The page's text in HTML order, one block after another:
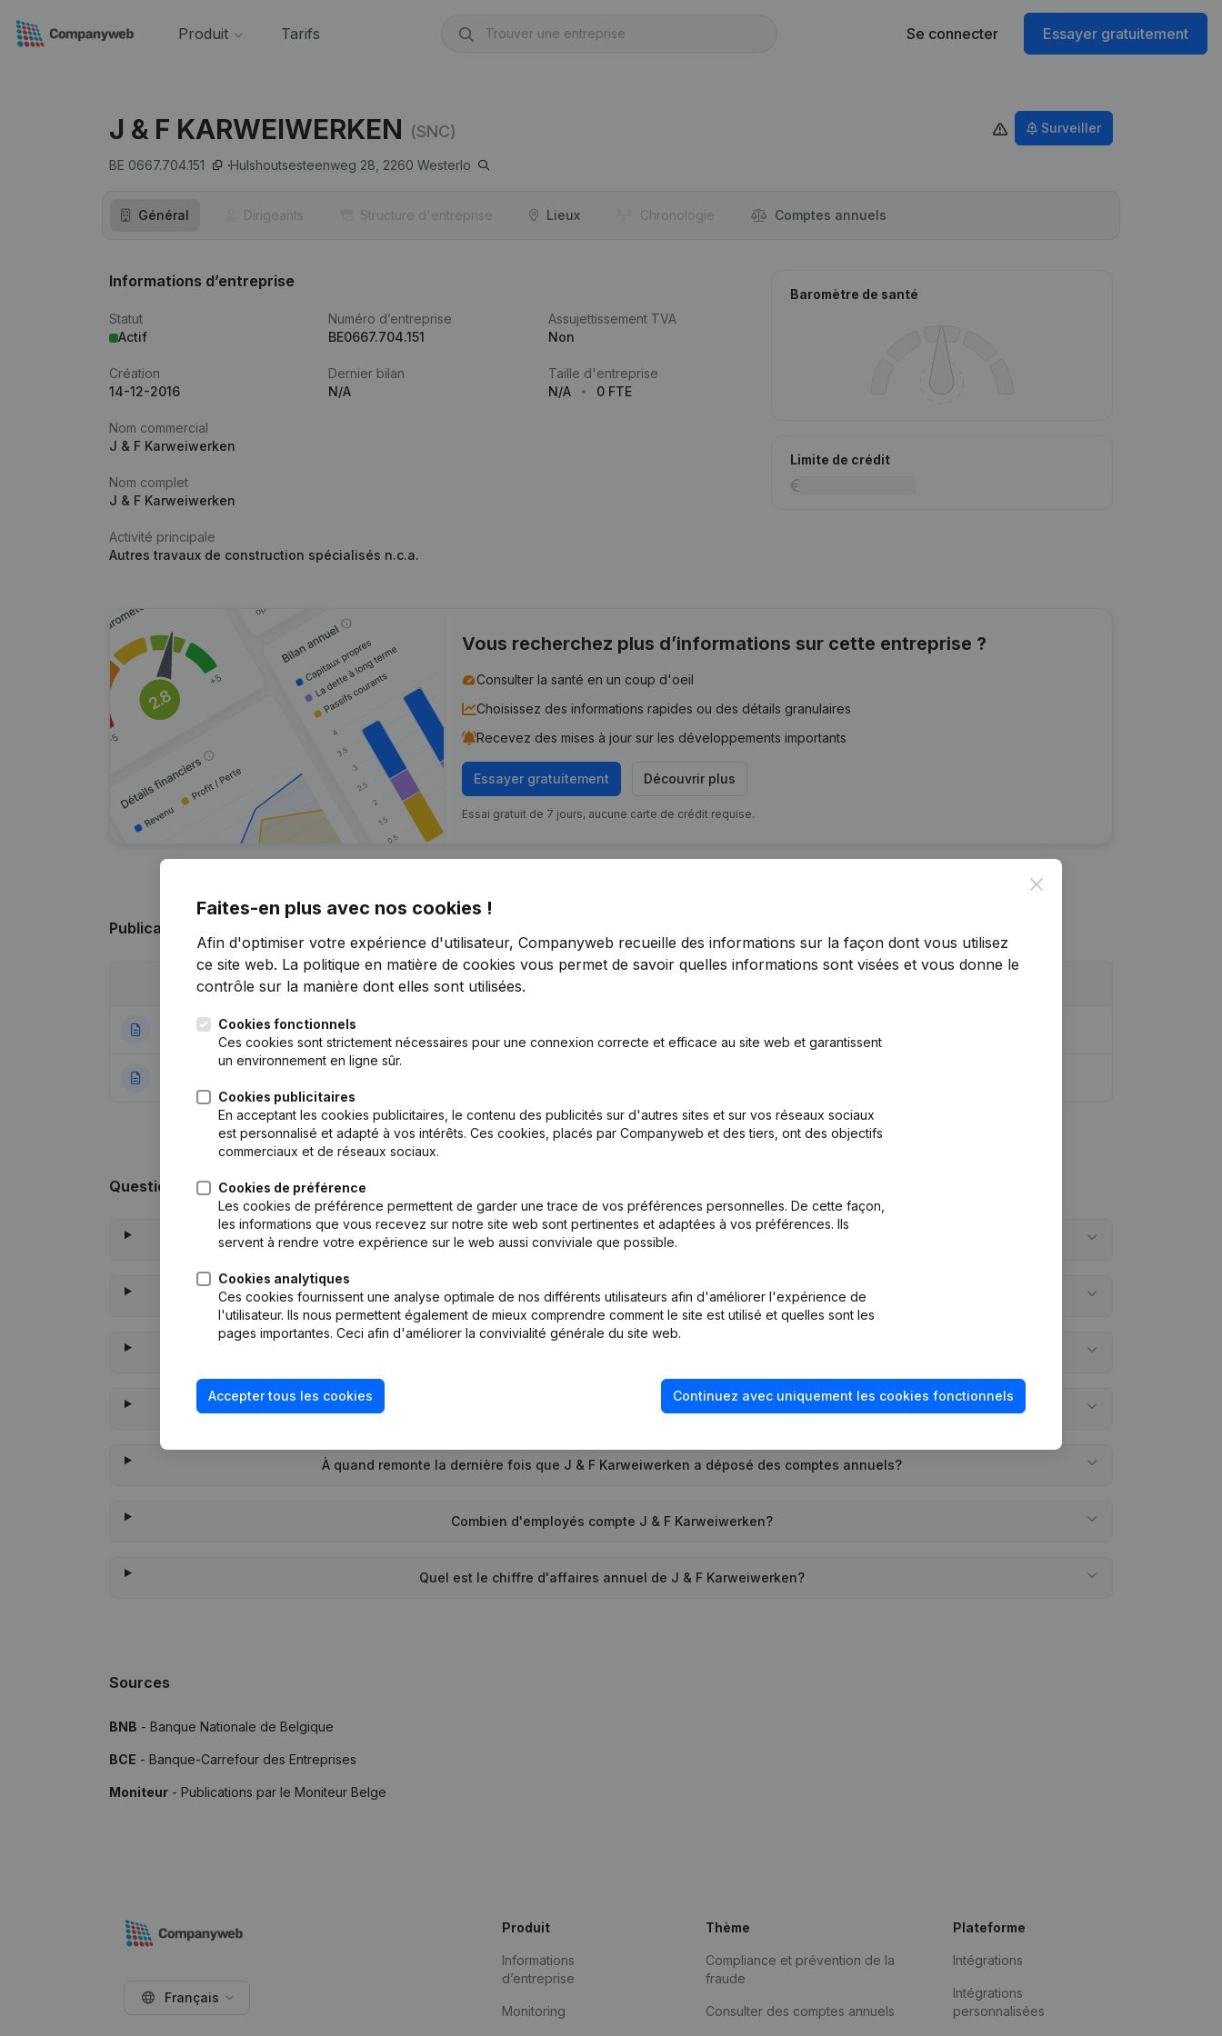
Produit Tarifs Se connecter Essayer gratuitement
J & F KARWEIWERKEN (SNC)
BE 0667.704.151 Hulshoutsesteenweg 28, 2260 Westerlo
Surveiller
Général Dirigeants Structure d'entreprise Lieux Chronologie Comptes annuels
Informations d’entreprise
Statut
Actif
Numéro d’entreprise
BE0667.704.151
Assujettissement TVA
Non
Création
14-12-2016
Dernier bilan
N/A
Taille d'entreprise
N/A
0 FTE
Nom commercial
J & F Karweiwerken
Nom complet
J & F Karweiwerken
Activité principale
Autres travaux de construction spécialisés n.c.a.
Baromètre de santé
Limite de crédit
Vous recherchez plus d’informations sur cette entreprise ?
Consulter la santé en un coup d'oeil
Choisissez des informations rapides ou des détails granulaires
Recevez des mises à jour sur les développements importants
Essayer gratuitement Découvrir plus
Essai gratuit de 7 jours, aucune carte de crédit requise.
Publications
Publication
01-07-2021 Demissions - Nominations - Capital - Actions - Siège Social
Questions fréquemment posées
Quel est le numéro d'entreprise de J & F Karweiwerken?
Quel est l'identifiant PEPPOL de J & F Karweiwerken?
Quelle est l'adresse de J & F Karweiwerken?
À quand remonte la dernière fois que J & F Karweiwerken a déposé des comptes annuels?
Combien d'employés compte J & F Karweiwerken?
Quel est le chiffre d'affaires annuel de J & F Karweiwerken?
Sources
BNB - Banque Nationale de Belgique
BCE - Banque-Carrefour des Entreprises
Moniteur - Publications par le Moniteur Belge
Close
Faites-en plus avec nos cookies !
Afin d'optimiser votre expérience d'utilisateur, Companyweb recueille des informations sur la façon dont vous utilisez
ce site web. La politique en matière de cookies vous permet de savoir quelles informations sont visées et vous donne le
contrôle sur la manière dont elles sont utilisées.
Cookies fonctionnels
Ces cookies sont strictement nécessaires pour une connexion correcte et efficace au site web et garantissent
un environnement en ligne sûr.
Cookies publicitaires
En acceptant les cookies publicitaires, le contenu des publicités sur d'autres sites et sur vos réseaux sociaux
est personnalisé et adapté à vos intérêts. Ces cookies, placés par Companyweb et des tiers, ont des objectifs
commerciaux et de réseaux sociaux.
Cookies de préférence
Les cookies de préférence permettent de garder une trace de vos préférences personnelles. De cette façon,
les informations que vous recevez sur notre site web sont pertinentes et adaptées à vos préférences. Ils
servent à rendre votre expérience sur le web aussi conviviale que possible.
Cookies analytiques
Ces cookies fournissent une analyse optimale de nos différents utilisateurs afin d'améliorer l'expérience de
l'utilisateur. Ils nous permettent également de mieux comprendre comment le site est utilisé et quelles sont les
pages importantes. Ceci afin d'améliorer la convivialité générale du site web.
Accepter tous les cookies Continuez avec uniquement les cookies fonctionnels
Français
Produit
Informations
d’entreprise
Monitoring
Thème
Compliance et prévention de la
fraude
Consulter des comptes annuels
Plateforme
Intégrations
Intégrations
personnalisées